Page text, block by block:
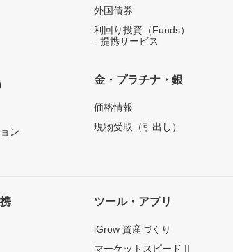
ン
外国債券
利回り投資（Funds）
- 提携サービス
金・プラチナ・銀
価格情報
現物受取（引出し）
ツール・アプリ
iGrow 資産づくり
マーケットスピード II